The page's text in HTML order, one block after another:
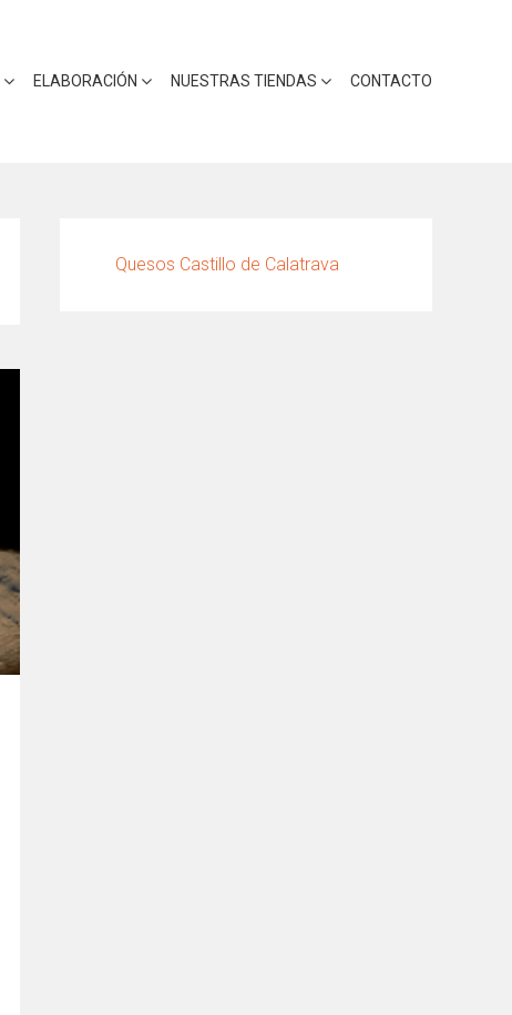
ELABORACIÓN NUESTRAS TIENDAS CONTACTO
Quesos Castillo de Calatrava